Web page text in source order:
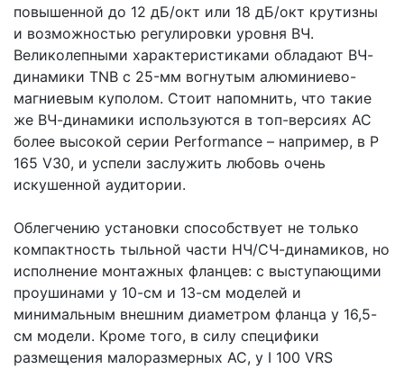
повышенной до 12 дБ/окт или 18 дБ/окт крутизны
и возможностью регулировки уровня ВЧ.
Великолепными характеристиками обладают ВЧ-
динамики TNB c 25-мм вогнутым алюминиево-
магниевым куполом. Стоит напомнить, что такие
же ВЧ-динамики используются в топ-версиях АС
более высокой серии Performance – например, в P
165 V30, и успели заслужить любовь очень
искушенной аудитории.
Облегчению установки способствует не только
компактность тыльной части НЧ/СЧ-динамиков, но
исполнение монтажных фланцев: с выступающими
проушинами у 10-см и 13-см моделей и
минимальным внешним диаметром фланца у 16,5-
см модели. Кроме того, в силу специфики
размещения малоразмерных АС, у I 100 VRS